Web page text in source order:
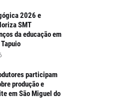
2026 e
SMT
da educação em
participam
produção e
em São Miguel do